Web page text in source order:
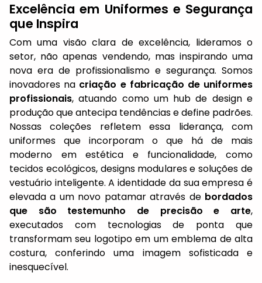
Excelência em Uniformes e Segurança
que Inspira
Com uma visão clara de excelência, lideramos o
setor, não apenas vendendo, mas inspirando uma
nova era de profissionalismo e segurança. Somos
inovadores na criação e fabricação de uniformes
profissionais, atuando como um hub de design e
produção que antecipa tendências e define padrões.
Nossas coleções refletem essa liderança, com
uniformes que incorporam o que há de mais
moderno em estética e funcionalidade, como
tecidos ecológicos, designs modulares e soluções de
vestuário inteligente. A identidade da sua empresa é
elevada a um novo patamar através de bordados
que são testemunho de precisão e arte,
executados com tecnologias de ponta que
transformam seu logotipo em um emblema de alta
costura, conferindo uma imagem sofisticada e
inesquecível.